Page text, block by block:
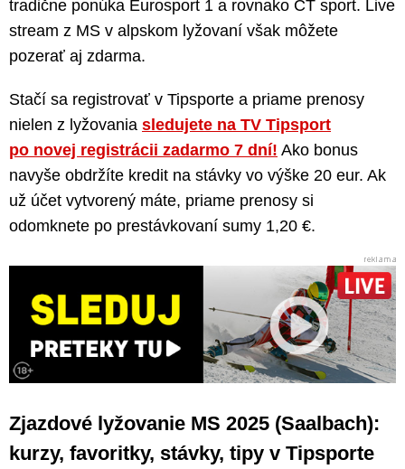
tradične ponúka Eurosport 1 a rovnako ČT sport. Live
stream z MS v alpskom lyžovaní však môžete
pozerať aj zdarma.
Stačí sa registrovať v Tipsporte a priame prenosy
nielen z lyžovania sledujete na TV Tipsport
po novej registrácii zadarmo 7 dní! Ako bonus
navyše obdržíte kredit na stávky vo výške 20 eur. Ak
už účet vytvorený máte, priame prenosy si
odomknete po prestávkovaní sumy 1,20 €.
Zjazdové lyžovanie MS 2025 (Saalbach):
kurzy, favoritky, stávky, tipy v Tipsporte